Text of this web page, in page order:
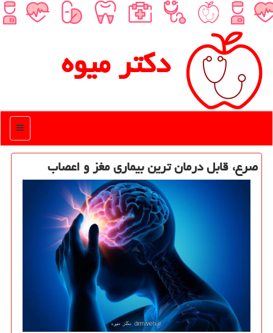
دكتر میوه
منو
صرع، قابل درمان ترین بیماری مغز و اعصاب